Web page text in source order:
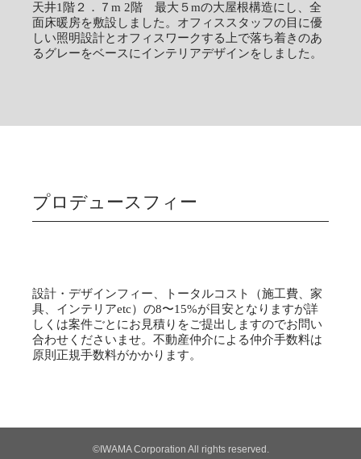
天井1階２．７m 2階 最大５mの大屋根構造にし、全
面床暖房を敷設しました。オフィススタッフの目に優
しい照明設計とオフィスワークする上で落ち着きのあ
るグレーをベースにインテリアデザインをしました。
プロデュースフィー
設計・デザインフィー、トータルコスト（施工費、家
具、インテリアetc）の8〜15%が目安となりますが詳
しくは案件ごとにお見積りをご提出しますのでお問い
合わせくださいませ。不動産仲介による仲介手数料は
原則正規手数料がかかります。
©IWAMA Corporation All rights reserved.